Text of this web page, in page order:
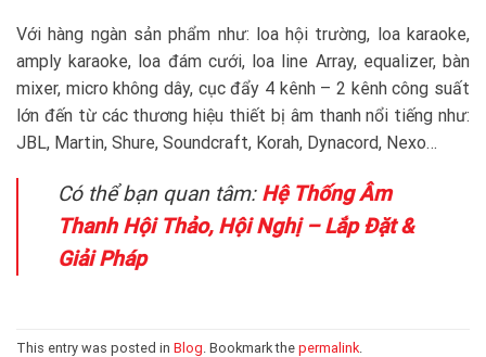
Với hàng ngàn sản phẩm như: loa hội trường, loa karaoke,
amply karaoke, loa đám cưới, loa line Array, equalizer, bàn
mixer, micro không dây, cục đẩy 4 kênh – 2 kênh công suất
lớn đến từ các thương hiệu thiết bị âm thanh nổi tiếng như:
JBL, Martin, Shure, Soundcraft, Korah, Dynacord, Nexo…
Có thể bạn quan tâm: Hệ Thống Âm
Thanh Hội Thảo, Hội Nghị – Lắp Đặt &
Giải Pháp
This entry was posted in Blog . Bookmark the permalink